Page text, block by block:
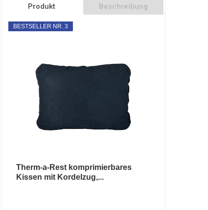
Produkt Beschreibung
BESTSELLER NR. 3
Therm-a-Rest komprimierbares
Kissen mit Kordelzug,...